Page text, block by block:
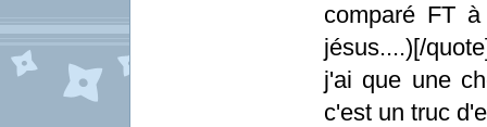
comparé FT
jésus....)[/
j'ai que une
c'est un truc